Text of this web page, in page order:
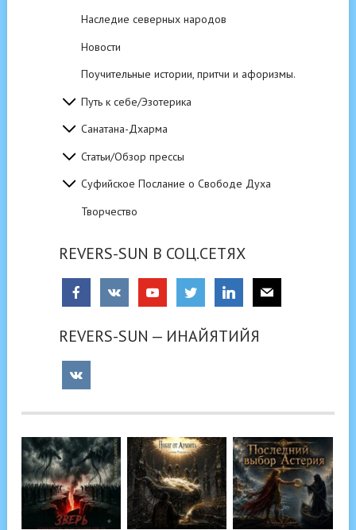
Наследие северных народов
Новости
Поучительные истории, притчи и афоризмы.
Путь к себе/Эзотерика
Санатана-Дхарма
Статьи/Обзор прессы
Суфийское Послание о Свободе Духа
Творчество
REVERS-SUN В СОЦ.СЕТЯХ
REVERS-SUN — ИНАЙЯТИЙЯ